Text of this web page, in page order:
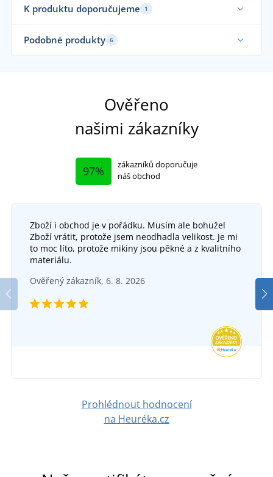
K produktu doporučujeme 1
+1
Pánské trekingové kalhoty JN1206
SKLADEM
Podobné produkty 6
Dámské outdoorové kalhoty s odepínacími
1 186 Kč
Ověřeno
našimi zákazníky
97%
zákazníků doporučuje
náš obchod
Zboží i obchod je v pořádku. Musím ale bohužel
Zboží vrátit, protože jsem neodhadla velikost. Je mi
to moc líto, protože mikiny jsou pěkné a z kvalitního
materiálu.
Ověřený zákazník, 6. 8. 2026
Prohlédnout hodnocení
na Heuréka.cz